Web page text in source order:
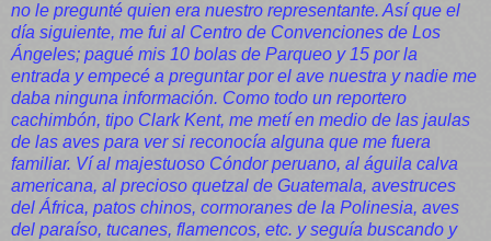
no le pregunté quien era nuestro representante. Así que el
día siguiente, me fui al Centro de Convenciones de Los
Ángeles; pagué mis 10 bolas de Parqueo y 15 por la
entrada y empecé a preguntar por el ave nuestra y nadie me
daba ninguna información. Como todo un reportero
cachimbón, tipo Clark Kent, me metí en medio de las jaulas
de las aves para ver si reconocía alguna que me fuera
familiar. Ví al majestuoso Cóndor peruano, al águila calva
americana, al precioso quetzal de Guatemala, avestruces
del África, patos chinos, cormoranes de la Polinesia, aves
del paraíso, tucanes, flamencos, etc. y seguía buscando y